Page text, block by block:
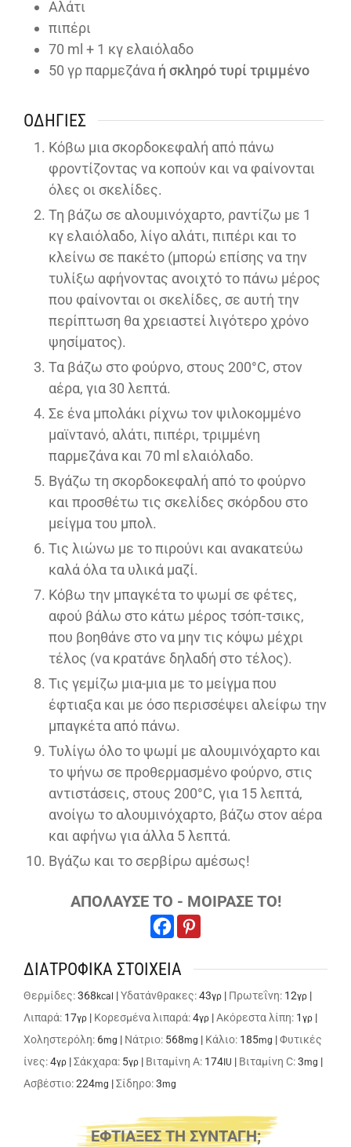
Αλάτι
πιπέρι
70 ml + 1 κγ ελαιόλαδο
50 γρ παρμεζάνα ή σκληρό τυρί τριμμένο
ΟΔΗΓΊΕΣ
Κόβω μια σκορδοκεφαλή από πάνω
φροντίζοντας να κοπούν και να φαίνονται
όλες οι σκελίδες.
Τη βάζω σε αλουμινόχαρτο, ραντίζω με 1
κγ ελαιόλαδο, λίγο αλάτι, πιπέρι και το
κλείνω σε πακέτο (μπορώ επίσης να την
τυλίξω αφήνοντας ανοιχτό το πάνω μέρος
που φαίνονται οι σκελίδες, σε αυτή την
περίπτωση θα χρειαστεί λιγότερο χρόνο
ψησίματος).
Τα βάζω στο φούρνο, στους 200°C, στον
αέρα, για 30 λεπτά.
Σε ένα μπολάκι ρίχνω τον ψιλοκομμένο
μαϊντανό, αλάτι, πιπέρι, τριμμένη
παρμεζάνα και 70 ml ελαιόλαδο.
Βγάζω τη σκορδοκεφαλή από το φούρνο
και προσθέτω τις σκελίδες σκόρδου στο
μείγμα του μπολ.
Τις λιώνω με το πιρούνι και ανακατεύω
καλά όλα τα υλικά μαζί.
Κόβω την μπαγκέτα το ψωμί σε φέτες,
αφού βάλω στο κάτω μέρος τσόπ-τσικς,
που βοηθάνε στο να μην τις κόψω μέχρι
τέλος (να κρατάνε δηλαδή στο τέλος).
Τις γεμίζω μια-μια με το μείγμα που
έφτιαξα και με όσο περισσέψει αλείφω την
μπαγκέτα από πάνω.
Τυλίγω όλο το ψωμί με αλουμινόχαρτο και
το ψήνω σε προθερμασμένο φούρνο, στις
αντιστάσεις, στους 200°C, για 15 λεπτά,
ανοίγω το αλουμινόχαρτο, βάζω στον αέρα
και αφήνω για άλλα 5 λεπτά.
Βγάζω και το σερβίρω αμέσως!
ΑΠΟΛΑΥΣΕ ΤΟ - ΜΟΙΡΑΣΕ ΤΟ!
ΔΙΑΤΡΟΦΙΚΑ ΣΤΟΙΧΕΙΑ
Θερμίδες:368kcal |Υδατάνθρακες:43γρ | Πρωτεΐνη: 12γρ |
Λιπαρά: 17γρ | Κορεσμένα λιπαρά:4γρ |Ακόρεστα λίπη: 1 γρ |
Χοληστερόλη: 6mg | Νάτριο: 568mg | Κάλιο: 185mg |Φυτικές
ίνες:4γρ |Σάκχαρα: 5γρ | Βιταμίνη A: 174IU | Βιταμίνη C:3mg |
Ασβέστιο:224mg |Σίδηρο:3mg
ΕΦΤΙΑΞΕΣ ΤΗ ΣΥΝΤΑΓΗ;